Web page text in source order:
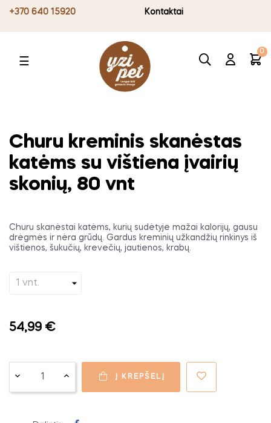
+370 640 15920 Kontaktai
Toggle
☰
0
Churu kreminis skanėstas
katėms su vištiena įvairių
skonių, 80 vnt
Churu skanėstai katėms, kurių sudėtyje mažai kalorijų, gausu
drėgmės ir nėra grūdų. Gardus kreminių užkandžių rinkinys iš
vištienos, šukučių, krevečių, jautienos, krabų.
54,99 €
Į KREPŠELĮ